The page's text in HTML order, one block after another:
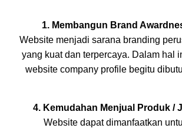
1. Membangun Brand
Website menjadi sarana branding
yang kuat dan terpercaya. Dalam hal
website company profile begitu
4. Kemudahan Menjual Produk /
Website dapat dimanfaatkan